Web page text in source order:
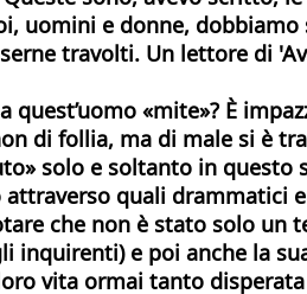
uomini e donne,
travolti. Un lettore di
quest’uomo «mite»? È
di follia, ma di male si è
solo e soltanto in
quali drammatici
che non è stato solo un
inquirenti) e poi anche la
vita ormai tanto